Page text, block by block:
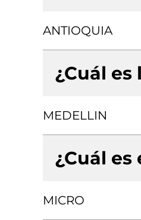
ANTIOQUIA
¿Cuál
MEDELLIN
¿Cuál
MICRO